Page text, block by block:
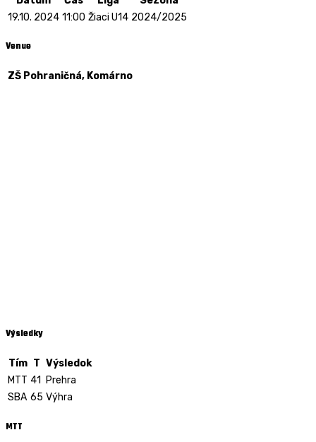
19.10. 2024 11:00 Žiaci U14 2024/2025
Venue
ZŠ Pohraničná, Komárno
Výsledky
Tím T Výsledok
MTT 41
Prehra
SBA 65 Výhra
MTT